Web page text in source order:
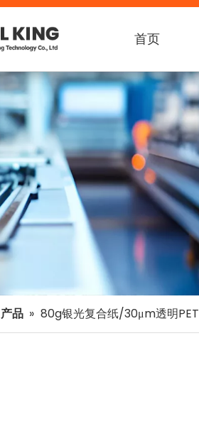
首页
产品 » 80g银光复合纸/30μm透明PET